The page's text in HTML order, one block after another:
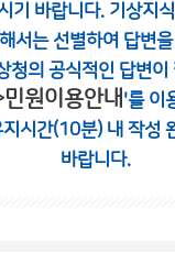
기 바랍니다. 기상지
서는 선별하여 답변
청의 공식적인 답변이
원이용안내 '를 이
시간(10분) 내 작성
바랍니다.